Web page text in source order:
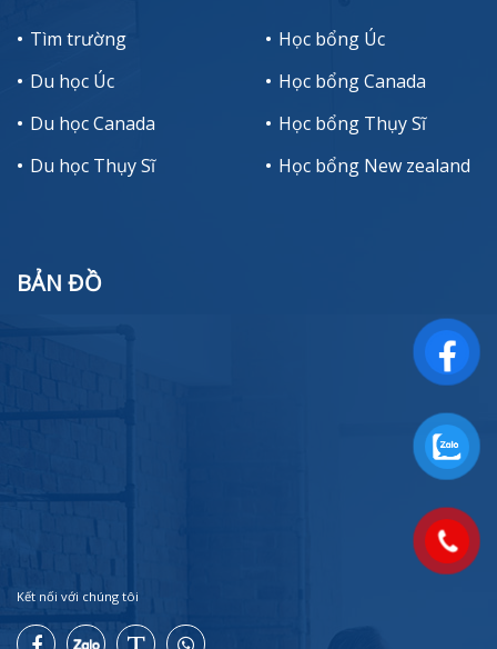
Tìm trường
Du học Úc
Du học Canada
Du học Thụy Sĩ
Học bổng Úc
Học bổng Canada
Học bổng Thụy Sĩ
Học bổng New zealand
BẢN ĐỒ
Kết nối với chúng tôi